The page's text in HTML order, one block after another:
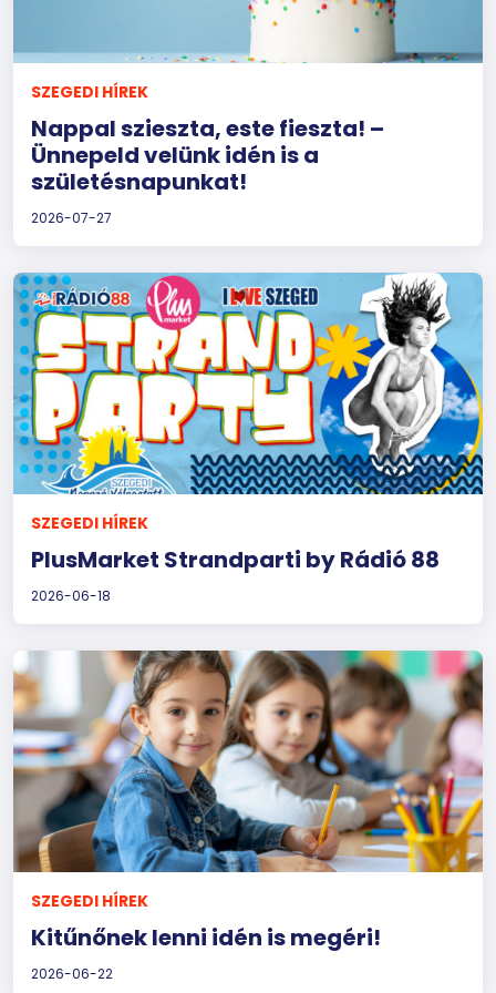
SZEGEDI HÍREK
Nappal szieszta, este fieszta! –
Ünnepeld velünk idén is a
születésnapunkat!
2026-07-27
SZEGEDI HÍREK
PlusMarket Strandparti by Rádió 88
2026-06-18
SZEGEDI HÍREK
Kitűnőnek lenni idén is megéri!
2026-06-22